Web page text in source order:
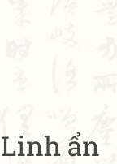
ẩn